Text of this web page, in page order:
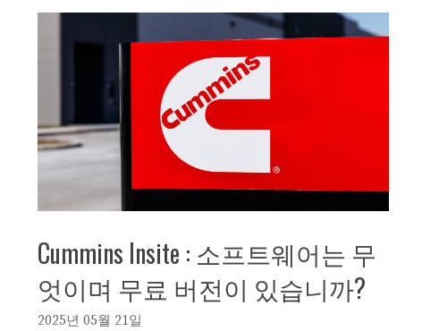
Cummins Insite : 소프트웨어는 무
엇이며 무료 버전이 있습니까?
2025년 05월 21일